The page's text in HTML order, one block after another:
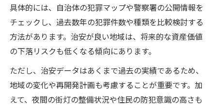
具体的には、自治体の犯罪マップや警察署の公開情報を
チェックし、過去数年の犯罪件数や種類を比較検討する
方法があります。治安が良い地域は、将来的な資産価値
の下落リスクも低くなる傾向にあります。
ただし、治安データはあくまで過去の実績であるため、
地域の変化や再開発計画も考慮することが重要です。加
えて、夜間の街灯の整備状況や住民の防犯意識の高さも